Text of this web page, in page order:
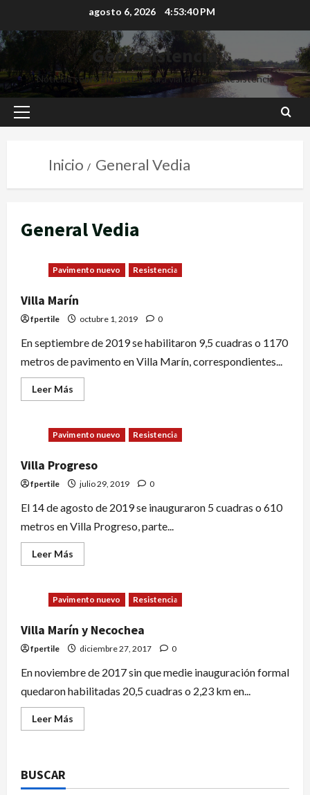
agosto 6, 2026 4:53:41 PM
Georesistencia
Noticias sobre infraestructura vial del Gran Resistencia
Inicio General Vedia
General Vedia
Pavimento nuevo Resistencia
Villa Marín
fpertile octubre 1, 2019 0
En septiembre de 2019 se habilitaron 9,5 cuadras o 1170
metros de pavimento en Villa Marín, correspondientes...
Leer Más
Pavimento nuevo Resistencia
Villa Progreso
fpertile julio 29, 2019 0
El 14 de agosto de 2019 se inauguraron 5 cuadras o 610
metros en Villa Progreso, parte...
Leer Más
Pavimento nuevo Resistencia
Villa Marín y Necochea
fpertile diciembre 27, 2017 0
En noviembre de 2017 sin que medie inauguración formal
quedaron habilitadas 20,5 cuadras o 2,23 km en...
Leer Más
BUSCAR